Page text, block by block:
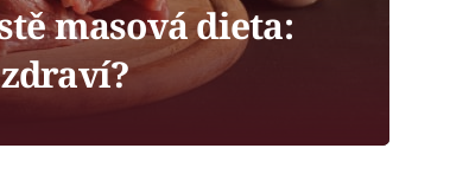
masová dieta: